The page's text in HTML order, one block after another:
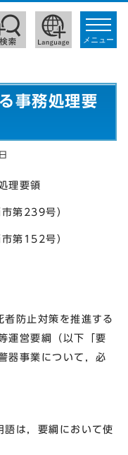
toggle
メニュー
事務処理要
理要領
第239号）
第152号）
防止対策を推進する
運営要綱（以下「要
器事業について，必
は，要綱において使